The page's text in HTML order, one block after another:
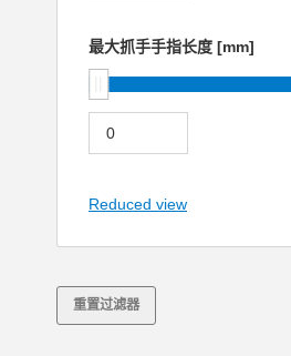
最大抓手手指长度 [mm]
Reduced view
重置过滤器